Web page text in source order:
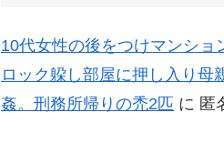
10代女性の後をつけマンショ
ロック躱し部屋に押し入り母
姦。刑務所帰りの禿2匹 に 匿